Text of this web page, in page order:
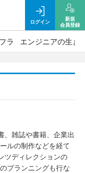
ログイン
新規
会員登録
ラ エンジニアの生き
、雑誌や書籍、企業出
ルの制作などを経て
ツディレクションの
プランニングも行な